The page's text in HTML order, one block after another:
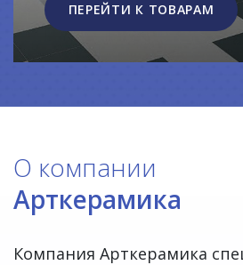
ПЕРЕЙТИ К ТОВАРАМ
О компании
Арткерамика
Компания Арткерамика